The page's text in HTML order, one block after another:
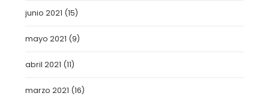
junio 2021 (15)
mayo 2021 (9)
abril 2021 (11)
marzo 2021 (16)